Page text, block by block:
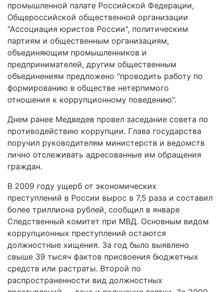
промышленной палате Российской Федерации,
Общероссийской общественной организации
"Ассоциация юристов России", политическим
партиям и общественным организациям,
объединяющим промышленников и
предпринимателей, другим общественным
объединениям предложено "проводить работу по
формированию в обществе нетерпимого
отношения к коррупционному поведению".
Днем ранее Медведев провел заседание совета по
противодействию коррупции. Глава государства
поручил руководителям министерств и ведомств
лично отслеживать адресованные им обращения
граждан.
В 2009 году ущерб от экономических
преступлений в России вырос в 7,5 раза и составил
более триллиона рублей, сообщил в январе
Следственный комитет при МВД. Основным видом
коррупционных преступлений остаются
должностные хищения. За год было выявлено
свыше 39 тысяч фактов присвоения бюджетных
средств или растраты. Второй по
распространенности вид должностных